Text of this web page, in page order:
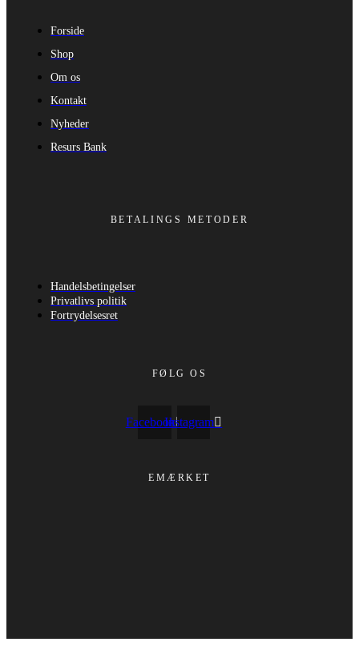
Forside
Shop
Om os
Kontakt
Nyheder
Resurs Bank
BETALINGS METODER
Handelsbetingelser
Privatlivs politik
Fortrydelsesret
FØLG OS
FacebookInstagram
EMÆRKET